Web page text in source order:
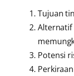
Tujuan
Potensi